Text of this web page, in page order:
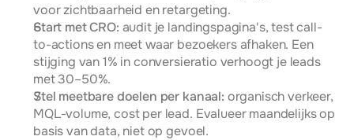
voor zichtbaarheid en retargeting.
Start met CRO: audit je landingspagina's, test call-
to-actions en meet waar bezoekers afhaken. Een
stijging van 1% in conversieratio verhoogt je leads
met 30–50%.
Stel meetbare doelen per kanaal: organisch verkeer,
MQL-volume, cost per lead. Evalueer maandelijks op
basis van data, niet op gevoel.